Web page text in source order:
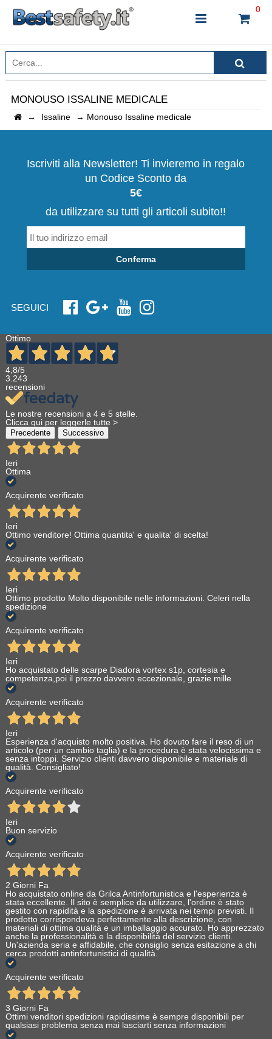
0
INSERISCI IL NOME DEL PRODOTTO CHE STAI
CERCANDO
CHIUDI RICERCA
MONOUSO ISSALINE MEDICALE
→ Issaline → Monouso Issaline medicale
Iscriviti alla Newsletter! Ti invieremo in regalo
un Codice Sconto da
5€
da utilizzare su tutti gli articoli subito!!
Conferma
SEGUICI
Ottimo
4,8/5
3.243
recensioni
Le nostre recensioni a 4 e 5 stelle.
Clicca qui per leggerle tutte >
Precedente Successivo
Ieri
Ottima
Acquirente verificato
Ieri
Ottimo venditore! Ottima quantita' e qualita' di scelta!
Acquirente verificato
Ieri
Ottimo prodotto Molto disponibile nelle informazioni. Celeri nella
spedizione
Acquirente verificato
Ieri
Ho acquistato delle scarpe Diadora vortex s1p, cortesia e
competenza,poi il prezzo davvero eccezionale, grazie mille
Acquirente verificato
Ieri
Esperienza d'acquisto molto positiva. Ho dovuto fare il reso di un
articolo (per un cambio taglia) e la procedura è stata velocissima e
senza intoppi. Servizio clienti davvero disponibile e materiale di
qualità. Consigliato!
Acquirente verificato
Ieri
Buon servizio
Acquirente verificato
2 Giorni Fa
Ho acquistato online da Grilca Antinfortunistica e l'esperienza è
stata eccellente. Il sito è semplice da utilizzare, l'ordine è stato
gestito con rapidità e la spedizione è arrivata nei tempi previsti. Il
prodotto corrispondeva perfettamente alla descrizione, con
materiali di ottima qualità e un imballaggio accurato. Ho apprezzato
anche la professionalità e la disponibilità del servizio clienti.
Un'azienda seria e affidabile, che consiglio senza esitazione a chi
cerca prodotti antinfortunistici di qualità.
Acquirente verificato
3 Giorni Fa
Ottimi venditori spedizioni rapidissime è sempre disponibili per
qualsiasi problema senza mai lasciarti senza informazioni